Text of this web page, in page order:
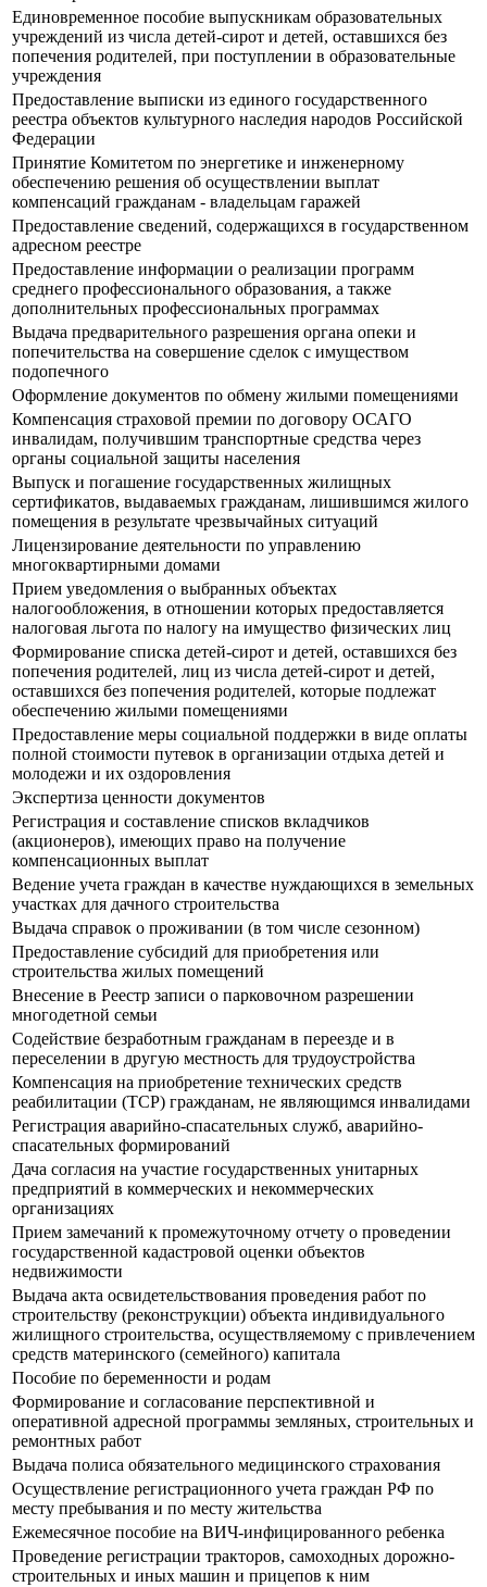
Единовременное пособие выпускникам образовательных
учреждений из числа детей-сирот и детей, оставшихся без
попечения родителей, при поступлении в образовательные
учреждения
Предоставление выписки из единого государственного
реестра объектов культурного наследия народов Российской
Федерации
Принятие Комитетом по энергетике и инженерному
обеспечению решения об осуществлении выплат
компенсаций гражданам - владельцам гаражей
Предоставление сведений, содержащихся в государственном
адресном реестре
Предоставление информации о реализации программ
среднего профессионального образования, а также
дополнительных профессиональных программах
Выдача предварительного разрешения органа опеки и
попечительства на совершение сделок с имуществом
подопечного
Оформление документов по обмену жилыми помещениями
Компенсация страховой премии по договору ОСАГО
инвалидам, получившим транспортные средства через
органы социальной защиты населения
Выпуск и погашение государственных жилищных
сертификатов, выдаваемых гражданам, лишившимся жилого
помещения в результате чрезвычайных ситуаций
Лицензирование деятельности по управлению
многоквартирными домами
Прием уведомления о выбранных объектах
налогообложения, в отношении которых предоставляется
налоговая льгота по налогу на имущество физических лиц
Формирование списка детей-сирот и детей, оставшихся без
попечения родителей, лиц из числа детей-сирот и детей,
оставшихся без попечения родителей, которые подлежат
обеспечению жилыми помещениями
Предоставление меры социальной поддержки в виде оплаты
полной стоимости путевок в организации отдыха детей и
молодежи и их оздоровления
Экспертиза ценности документов
Регистрация и составление списков вкладчиков
(акционеров), имеющих право на получение
компенсационных выплат
Ведение учета граждан в качестве нуждающихся в земельных
участках для дачного строительства
Выдача справок о проживании (в том числе сезонном)
Предоставление субсидий для приобретения или
строительства жилых помещений
Внесение в Реестр записи о парковочном разрешении
многодетной семьи
Содействие безработным гражданам в переезде и в
переселении в другую местность для трудоустройства
Компенсация на приобретение технических средств
реабилитации (ТСР) гражданам, не являющимся инвалидами
Регистрация аварийно-спасательных служб, аварийно-
спасательных формирований
Дача согласия на участие государственных унитарных
предприятий в коммерческих и некоммерческих
организациях
Прием замечаний к промежуточному отчету о проведении
государственной кадастровой оценки объектов
недвижимости
Выдача акта освидетельствования проведения работ по
строительству (реконструкции) объекта индивидуального
жилищного строительства, осуществляемому с привлечением
средств материнского (семейного) капитала
Пособие по беременности и родам
Формирование и согласование перспективной и
оперативной адресной программы земляных, строительных и
ремонтных работ
Выдача полиса обязательного медицинского страхования
Осуществление регистрационного учета граждан РФ по
месту пребывания и по месту жительства
Ежемесячное пособие на ВИЧ-инфицированного ребенка
Проведение регистрации тракторов, самоходных дорожно-
строительных и иных машин и прицепов к ним